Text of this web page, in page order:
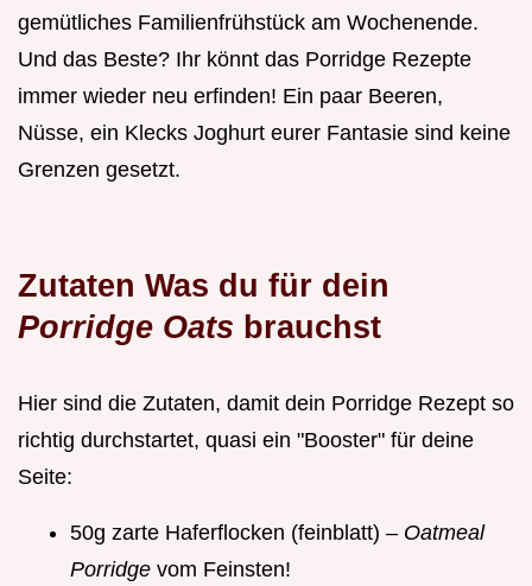
gemütliches Familienfrühstück am Wochenende.
Und das Beste? Ihr könnt das Porridge Rezepte
immer wieder neu erfinden! Ein paar Beeren,
Nüsse, ein Klecks Joghurt eurer Fantasie sind keine
Grenzen gesetzt.
Zutaten Was du für dein
Porridge Oats brauchst
Hier sind die Zutaten, damit dein Porridge Rezept so
richtig durchstartet, quasi ein "Booster" für deine
Seite:
50g zarte Haferflocken (feinblatt) – Oatmeal
Porridge vom Feinsten!